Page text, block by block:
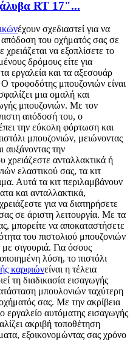
RT 17"...
έχουν σχεδιαστεί για να
του οχήματός σας σε
να εξοπλίσετε το
δρόμους είτε για
εργαλεία και τα αξεσουάρ
τροφοδότης μπουζονιών είναι
μια ομαλή και
μπουζονιών. Με τον
απόδοσή του, ο
την εύκολη φόρτωση και
μπουζονιών, μειώνοντας
αυξάνοντας την
ανταλλακτικά ή
ελαστικού σας, τα κιτ
Αυτά τα κιτ περιλαμβάνουν
και ανταλλακτικά,
για να διατηρήσετε
σε άριστη λειτουργία. Με τα
μπορείτε να αποκαταστήσετε
του πιστολιού μπουζονιών
σιγουριά. Για όσους
λύση, το πιστόλι
καρφιώνείναι η τέλεια
τη διαδικασία εισαγωγής
μπουλονιών ταχύτερη
σας. Με την ακρίβεια
εργαλείο αυτόματης εισαγωγής
ακριβή τοποθέτηση
εξοικονομώντας σας χρόνο